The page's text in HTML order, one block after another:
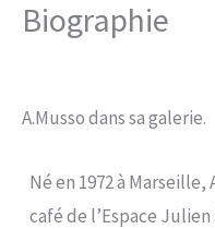
AllerBiographie
A.Musso dans sa galerie.
Né en 1972 à
café de l’Espace